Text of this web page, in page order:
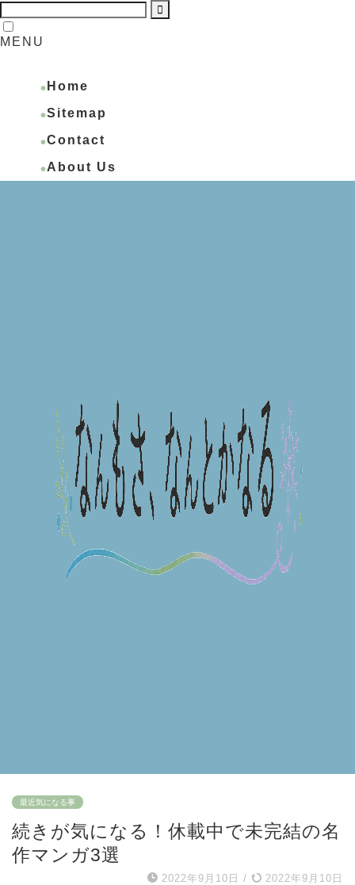
MENU
Home
Sitemap
Contact
About Us
最近気になる事
続きが気になる！休載中で未完結の名
作マンガ3選
2022年9月10日 / 2022年9月10日